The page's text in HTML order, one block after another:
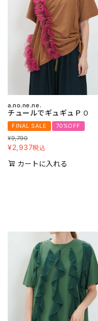
a.no.ne.ne.
チュールでギュギュＰＯ
FINAL SALE
70%OFF
¥9,790
¥2,937税込
カートに入れる